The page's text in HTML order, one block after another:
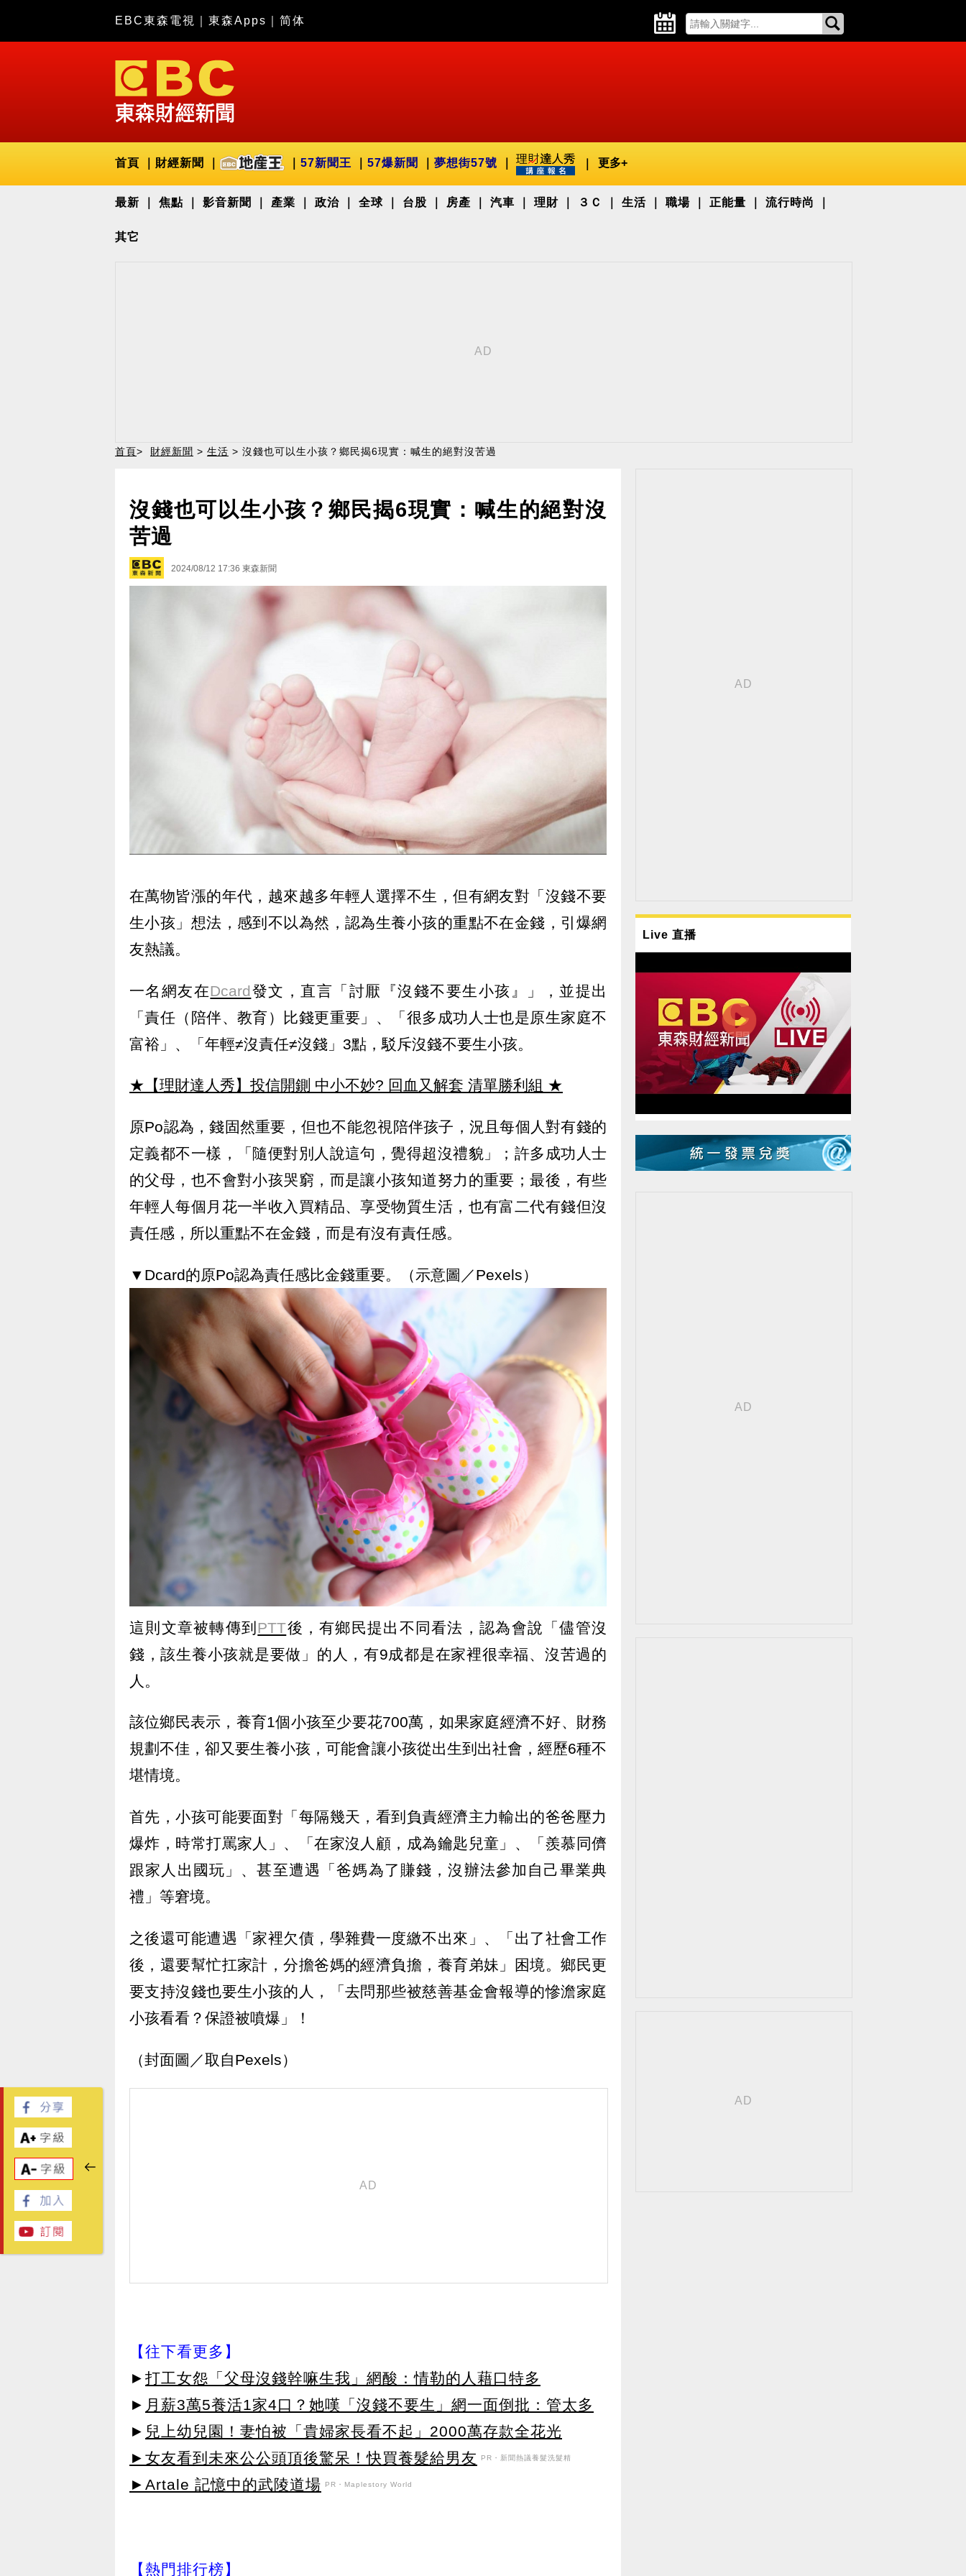
EBC東森電視 東森Apps 简体
首頁 財經新聞 57新聞王 57爆新聞 夢想街57號 更多+
最新 焦點 影音新聞 產業 政治 全球 台股 房產 汽車 理財 ３Ｃ 生活 職場 正能量 流行時尚
其它
首頁> 財經新聞 > 生活 > 沒錢也可以生小孩？鄉民揭6現實：喊生的絕對沒苦過
沒錢也可以生小孩？鄉民揭6現實：喊生的絕對沒
苦過
2024/08/12 17:36 東森新聞
在萬物皆漲的年代，越來越多年輕人選擇不生，但有網友對「沒錢不要
生小孩」想法，感到不以為然，認為生養小孩的重點不在金錢，引爆網
友熱議。
一名網友在Dcard發文，直言「討厭『沒錢不要生小孩』」，並提出
「責任（陪伴、教育）比錢更重要」、「很多成功人士也是原生家庭不
富裕」、「年輕≠沒責任≠沒錢」3點，駁斥沒錢不要生小孩。
★【理財達人秀】投信開鍘 中小不妙? 回血又解套 清單勝利組 ★
原Po認為，錢固然重要，但也不能忽視陪伴孩子，況且每個人對有錢的
定義都不一樣，「隨便對別人說這句，覺得超沒禮貌」；許多成功人士
的父母，也不會對小孩哭窮，而是讓小孩知道努力的重要；最後，有些
年輕人每個月花一半收入買精品、享受物質生活，也有富二代有錢但沒
責任感，所以重點不在金錢，而是有沒有責任感。
▼Dcard的原Po認為責任感比金錢重要。（示意圖／Pexels）
這則文章被轉傳到 PTT後，有鄉民提出不同看法，認為會說「儘管沒
錢，該生養小孩就是要做」的人，有9成都是在家裡很幸福、沒苦過的
人。
該位鄉民表示，養育1個小孩至少要花700萬，如果家庭經濟不好、財務
規劃不佳，卻又要生養小孩，可能會讓小孩從出生到出社會，經歷6種不
堪情境。
首先，小孩可能要面對「每隔幾天，看到負責經濟主力輸出的爸爸壓力
爆炸，時常打罵家人」、「在家沒人顧，成為鑰匙兒童」、「羨慕同儕
跟家人出國玩」、甚至遭遇「爸媽為了賺錢，沒辦法參加自己畢業典
禮」等窘境。
之後還可能遭遇「家裡欠債，學雜費一度繳不出來」、「出了社會工作
後，還要幫忙扛家計，分擔爸媽的經濟負擔，養育弟妹」困境。鄉民更
要支持沒錢也要生小孩的人，「去問那些被慈善基金會報導的慘澹家庭
小孩看看？保證被噴爆」！
（封面圖／取自Pexels）
【往下看更多】
► 打工女怨「父母沒錢幹嘛生我」網酸：情勒的人藉口特多
► 月薪3萬5養活1家4口？她嘆「沒錢不要生」網一面倒批：管太多
► 兒上幼兒園！妻怕被「貴婦家長看不起」2000萬存款全花光
►女友看到未來公公頭頂後驚呆！快買養髮給男友
PR・新聞熱議養髮洗髮精
►Artale 記憶中的武陵道場 PR・Maplestory World
【熱門排行榜】
Live 直播